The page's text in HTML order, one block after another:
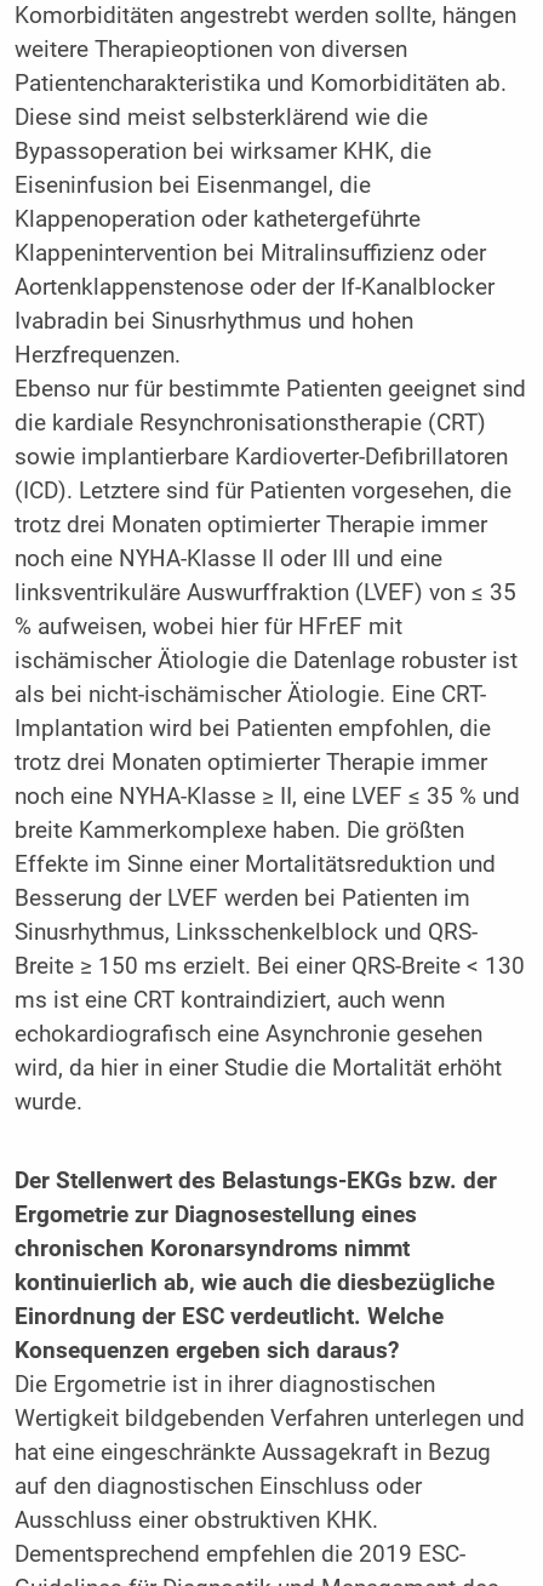
Komorbiditäten angestrebt werden sollte, hängen
weitere Therapieoptionen von diversen
Patientencharakteristika und Komorbiditäten ab.
Diese sind meist selbsterklärend wie die
Bypassoperation bei wirksamer KHK, die
Eiseninfusion bei Eisenmangel, die
Klappenoperation oder kathetergeführte
Klappenintervention bei Mitralinsuffizienz oder
Aortenklappenstenose oder der If-Kanalblocker
Ivabradin bei Sinusrhythmus und hohen
Herzfrequenzen.
Ebenso nur für bestimmte Patienten geeignet sind
die kardiale Resynchronisationstherapie (CRT)
sowie implantierbare Kardioverter-Defibrillatoren
(ICD). Letztere sind für Patienten vorgesehen, die
trotz drei Monaten optimierter Therapie immer
noch eine NYHA-Klasse II oder III und eine
linksventrikuläre Auswurffraktion (LVEF) von ≤ 35
% aufweisen, wobei hier für HFrEF mit
ischämischer Ätiologie die Datenlage robuster ist
als bei nicht-ischämischer Ätiologie. Eine CRT-
Implantation wird bei Patienten empfohlen, die
trotz drei Monaten optimierter Therapie immer
noch eine NYHA-Klasse ≥ II, eine LVEF ≤ 35 % und
breite Kammerkomplexe haben. Die größten
Effekte im Sinne einer Mortalitätsreduktion und
Besserung der LVEF werden bei Patienten im
Sinusrhythmus, Linksschenkelblock und QRS-
Breite ≥ 150 ms erzielt. Bei einer QRS-Breite < 130
ms ist eine CRT kontraindiziert, auch wenn
echokardiografisch eine Asynchronie gesehen
wird, da hier in einer Studie die Mortalität erhöht
wurde.
Der Stellenwert des Belastungs-EKGs bzw. der
Ergometrie zur Diagnosestellung eines
chronischen Koronarsyndroms nimmt
kontinuierlich ab, wie auch die diesbezügliche
Einordnung der ESC verdeutlicht. Welche
Konsequenzen ergeben sich daraus?
Die Ergometrie ist in ihrer diagnostischen
Wertigkeit bildgebenden Verfahren unterlegen und
hat eine eingeschränkte Aussagekraft in Bezug
auf den diagnostischen Einschluss oder
Ausschluss einer obstruktiven KHK.
Dementsprechend empfehlen die 2019 ESC-